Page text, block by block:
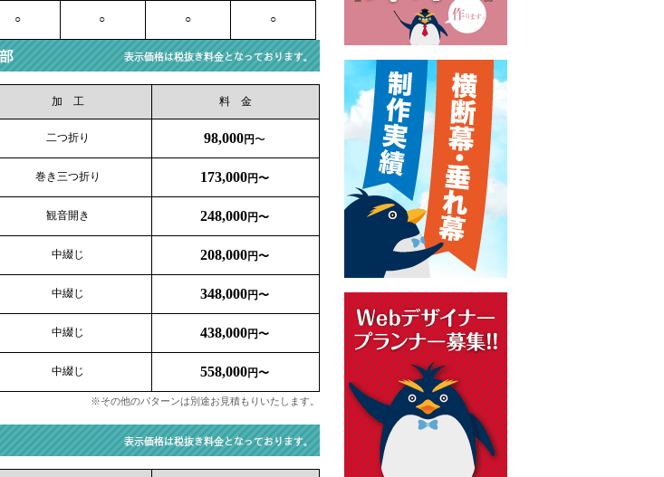
○ ○ ○ ○
加 工 料 金
二つ折り 98,000円〜
巻き三つ折り 173,000円〜
観音開き 248,000円〜
中綴じ 208,000円〜
中綴じ 348,000円〜
中綴じ 438,000円〜
中綴じ 558,000円〜
※その他のパターンは別途お見積もりいたします。